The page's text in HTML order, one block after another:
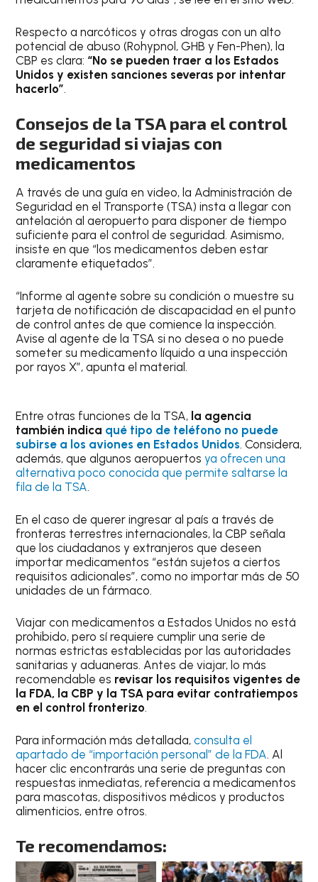
Respecto a narcóticos y otras drogas con un alto
potencial de abuso (Rohypnol, GHB y Fen-Phen), la
CBP es clara: “No se pueden traer a los Estados
Unidos y existen sanciones severas por intentar
hacerlo”.
Consejos de la TSA para el control
de seguridad si viajas con
medicamentos
A través de una guía en video, la Administración de
Seguridad en el Transporte (TSA) insta a llegar con
antelación al aeropuerto para disponer de tiempo
suficiente para el control de seguridad. Asimismo,
insiste en que “los medicamentos deben estar
claramente etiquetados”.
“Informe al agente sobre su condición o muestre su
tarjeta de notificación de discapacidad en el punto
de control antes de que comience la inspección.
Avise al agente de la TSA si no desea o no puede
someter su medicamento líquido a una inspección
por rayos X”, apunta el material.
Entre otras funciones de la TSA, la agencia
también indica qué tipo de teléfono no puede
subirse a los aviones en Estados Unidos. Considera,
además, que algunos aeropuertosya ofrecen una
alternativa poco conocida que permite saltarse la
fila de la TSA.
En el caso de querer ingresar al país a través de
fronteras terrestres internacionales, la CBP señala
que los ciudadanos y extranjeros que deseen
importar medicamentos “están sujetos a ciertos
requisitos adicionales”, como no importar más de 50
unidades de un fármaco.
Viajar con medicamentos a Estados Unidos no está
prohibido, pero sí requiere cumplir una serie de
normas estrictas establecidas por las autoridades
sanitarias y aduaneras. Antes de viajar, lo más
recomendable es revisar los requisitos vigentes de
la FDA, la CBP y la TSA para evitar contratiempos
en el control fronterizo.
Para información más detallada,consulta el
apartado de “importación personal” de la FDA. Al
hacer clic encontrarás una serie de preguntas con
respuestas inmediatas, referencia a medicamentos
para mascotas, dispositivos médicos y productos
alimenticios, entre otros.
Te recomendamos: